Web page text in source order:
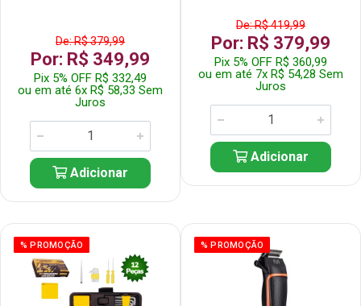
De: R$ 379,99
Por: R$ 349,99
Pix 5% OFF R$ 332,49
ou em até 6x R$ 58,33 Sem
Juros
Adicionar
De: R$ 419,99
Por: R$ 379,99
Pix 5% OFF R$ 360,99
ou em até 7x R$ 54,28 Sem
Juros
Adicionar
% PROMOÇÃO % PROMOÇÃO